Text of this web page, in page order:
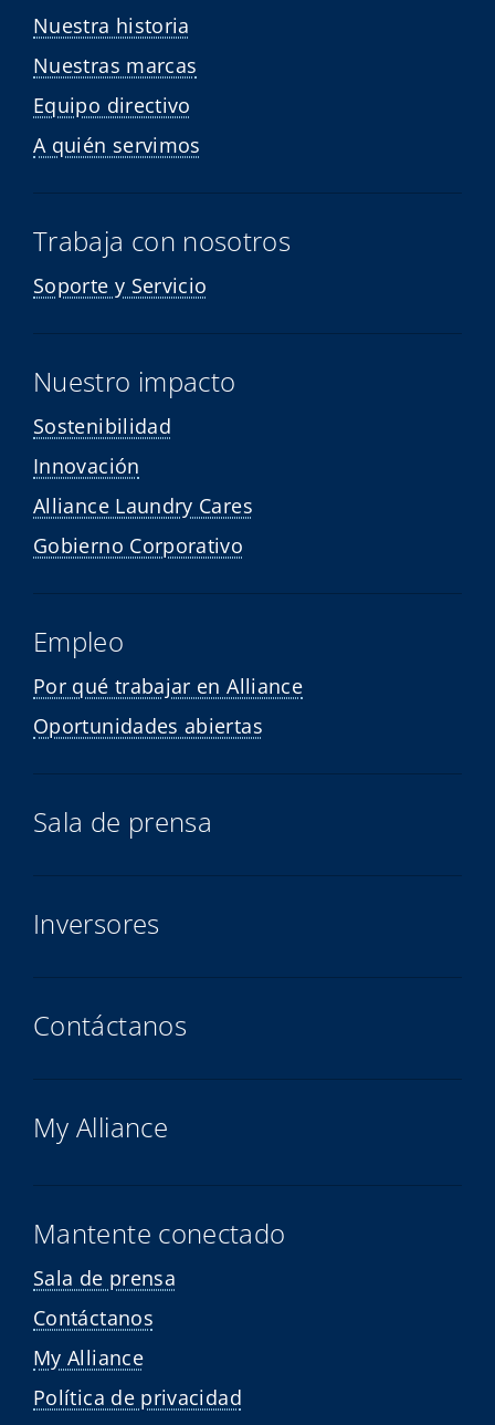
Nuestra historia
Nuestras marcas
Equipo directivo
A quién servimos
Trabaja con nosotros
Soporte y Servicio
Nuestro impacto
Sostenibilidad
Innovación
Alliance Laundry Cares
Gobierno Corporativo
Empleo
Por qué trabajar en Alliance
Oportunidades abiertas
Sala de prensa
Inversores
Contáctanos
My Alliance
Mantente conectado
Sala de prensa
Contáctanos
My Alliance
Política de privacidad